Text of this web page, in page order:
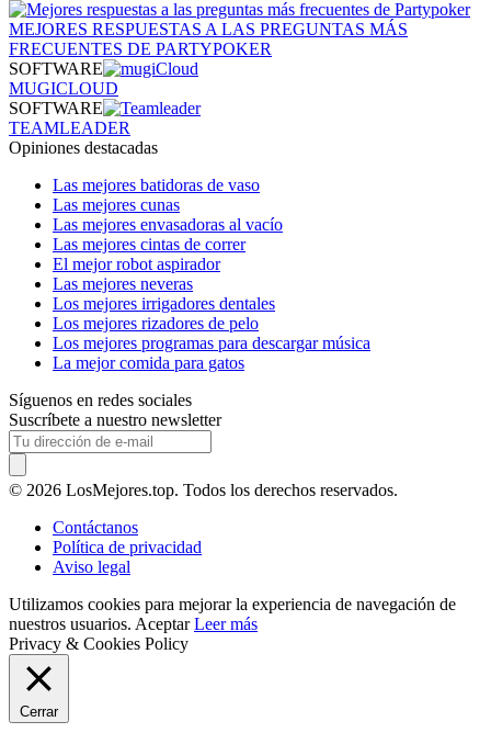
MEJORES RESPUESTAS A LAS PREGUNTAS MÁS
FRECUENTES DE PARTYPOKER
SOFTWARE
MUGICLOUD
SOFTWARE
TEAMLEADER
Opiniones destacadas
Las mejores batidoras de vaso
Las mejores cunas
Las mejores envasadoras al vacío
Las mejores cintas de correr
El mejor robot aspirador
Las mejores neveras
Los mejores irrigadores dentales
Los mejores rizadores de pelo
Los mejores programas para descargar música
La mejor comida para gatos
Síguenos en redes sociales
Suscríbete a nuestro newsletter
© 2026 LosMejores.top. Todos los derechos reservados.
Contáctanos
Política de privacidad
Aviso legal
Utilizamos cookies para mejorar la experiencia de navegación de
nuestros usuarios. Aceptar Leer más
Privacy & Cookies Policy
Cerrar